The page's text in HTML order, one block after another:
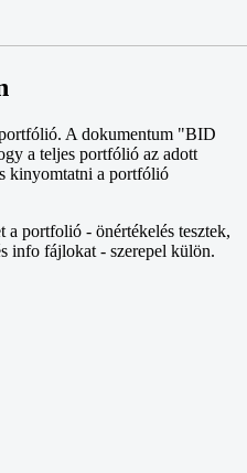
A dokumentum "BID
a teljes portfólió az adott
kinyomtatni a portfólió
a portfolió - önértékelés tesztek,
info fájlokat - szerepel külön.